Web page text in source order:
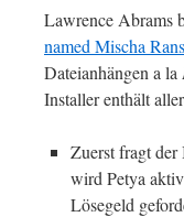
Lawrence Abrams
named Mischa
Dateianhängen a la
Installer enthält
Zuerst fragt
wird Petya
Lösegeld